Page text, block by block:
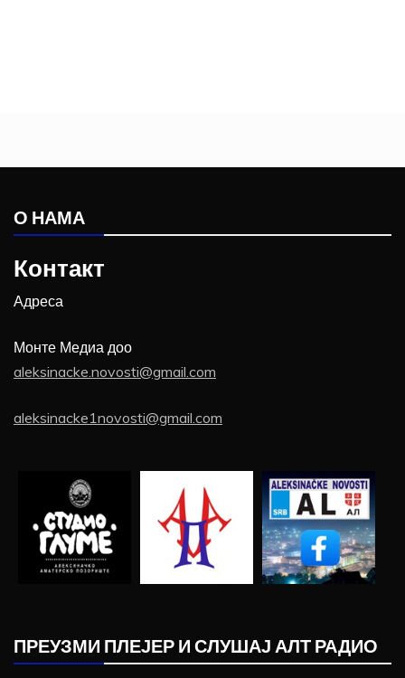
О НАМА
Контакт
Адреса
Монте Медиа доо
aleksinacke.novosti@gmail.com
aleksinacke1novosti@gmail.com
ПРЕУЗМИ ПЛЕЈЕР И СЛУШАЈ АЛТ РАДИО